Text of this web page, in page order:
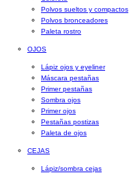
Polvos sueltos y compactos
Polvos bronceadores
Paleta rostro
OJOS
Lápiz ojos y eyeliner
Máscara pestañas
Primer pestañas
Sombra ojos
Primer ojos
Pestañas postizas
Paleta de ojos
CEJAS
Lápiz/sombra cejas